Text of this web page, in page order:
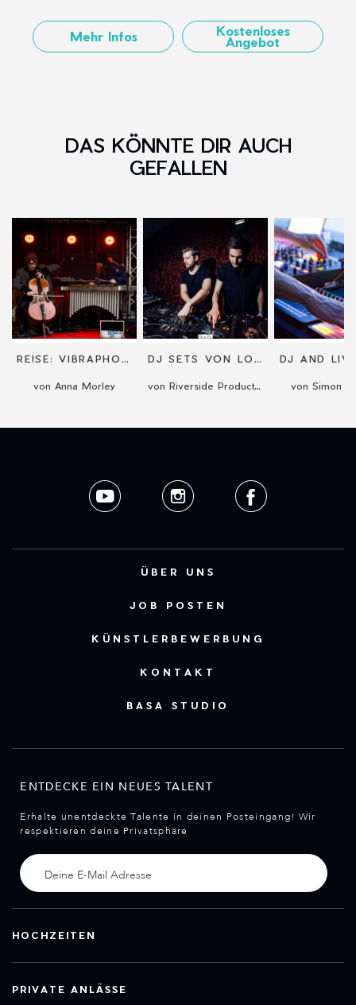
Mehr Infos Kostenloses
Angebot
DAS KÖNNTE DIR AUCH
GEFALLEN
RE!SE: VIBRAPHONE & CELLO ELECTRO DUO
von Anna Morley
DJ SETS VON LOUNGE HOUSE BIS TREIBENDEM TECHNO
von Riverside Productions
DJ AND
von Simon
ÜBER UNS
JOB POSTEN
KÜNSTLERBEWERBUNG
KONTAKT
BASA STUDIO
ENTDECKE EIN NEUES TALENT
Erhalte unentdeckte Talente in deinen Posteingang! Wir
respektieren deine Privatsphäre
HOCHZEITEN
PRIVATE ANLÄSSE